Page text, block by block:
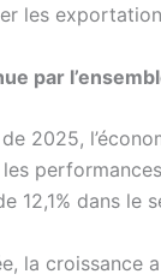
les
par
2025,
12,1% dans
la